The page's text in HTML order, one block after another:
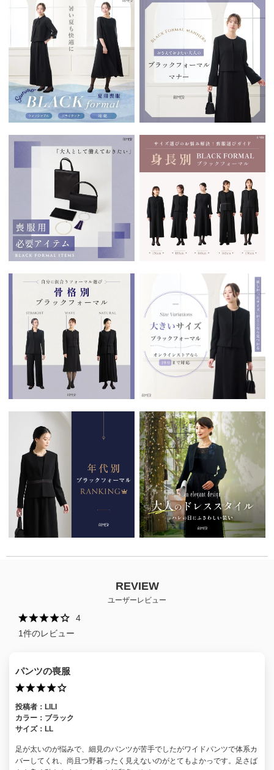
REVIEW
ユーザーレビュー
4
1件のレビュー
パンツの喪服
投稿者： LILI
カラー： ブラック
サイズ： LL
足が太いのが悩みで、細見のパンツが苦手でしたがワイドパンツで体系カ
バーしてくれ、尚且つ野暮ったく見えないのがとてもよかっです。足さば